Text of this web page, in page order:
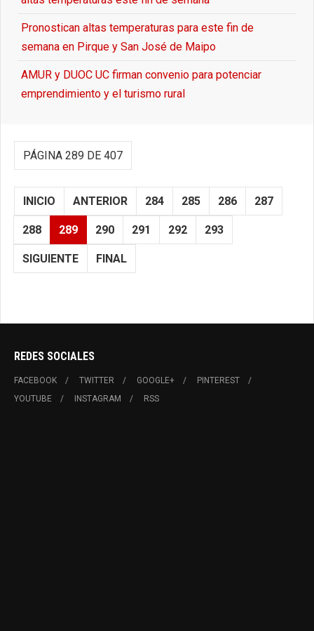
Pronostican altas temperaturas para este fin de
semana en Pirque y San José de Maipo
AMUR y DUOC UC firman convenio para potenciar
emprendimiento y el turismo rural
PÁGINA 289 DE 407
INICIO ANTERIOR 284 285 286 287
288 289 290 291 292 293
SIGUIENTE FINAL
REDES SOCIALES
FACEBOOK TWITTER GOOGLE+
PINTEREST
YOUTUBE
INSTAGRAM RSS